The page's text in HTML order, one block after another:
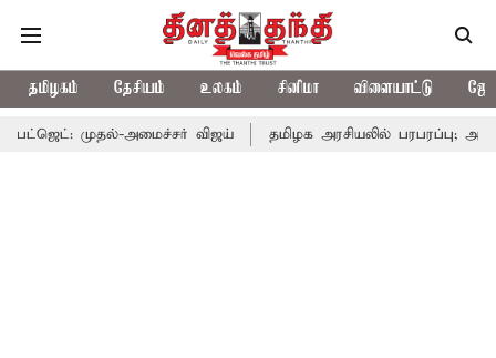
தமிழகம் தேசியம் உலகம் சினிமா விளையாட்டு
அமைச்சர் விஜய் தமிழக அரசியலில் பரபரப்பு; அமைச்சர்